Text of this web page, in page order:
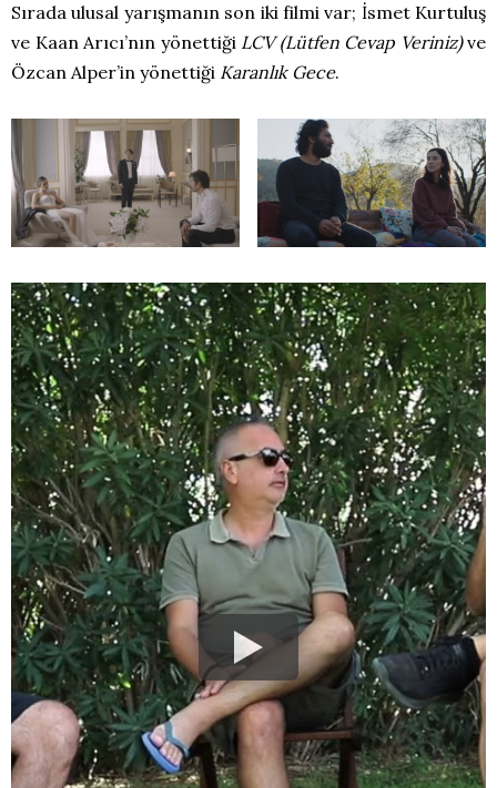
Sırada ulusal yarışmanın son iki filmi var; İsmet Kurtuluş
ve Kaan Arıcı’nın yönettiği LCV (Lütfen Cevap Veriniz)ve
Özcan Alper’in yönettiği Karanlık Gece.